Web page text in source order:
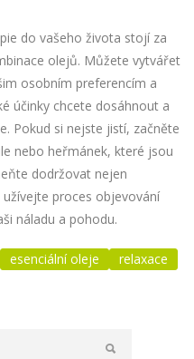
do vašeho života stojí za
olejů. Můžete vytvářet
osobním preferencím a
účinky chcete dosáhnout a
Pokud si nejste jistí, začněte
nebo heřmánek, které jsou
dodržovat nejen
proces objevování
náladu a pohodu.
esenciální oleje relaxace